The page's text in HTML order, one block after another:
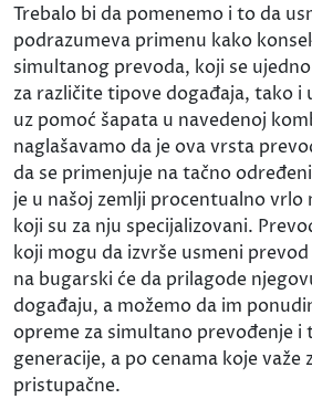
Trebalo bi da pomenemo i to da
podrazumeva primenu kako
simultanog prevoda, koji se
za različite tipove događaja, tako i
uz pomoć šapata u navedenoj
naglašavamo da je ova vrsta
da se primenjuje na tačno
je u našoj zemlji procentualno
koji su za nju specijalizovani.
koji mogu da izvrše usmeni
na bugarski će da prilagode
događaju, a možemo da im
opreme za simultano prevođenje i
generacije, a po cenama koje važe
pristupačne.